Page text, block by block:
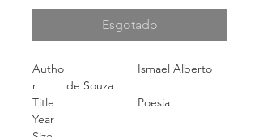
Esgotado
Autho
r
Ismael Alberto
de Souza
Title
Poesia
Year